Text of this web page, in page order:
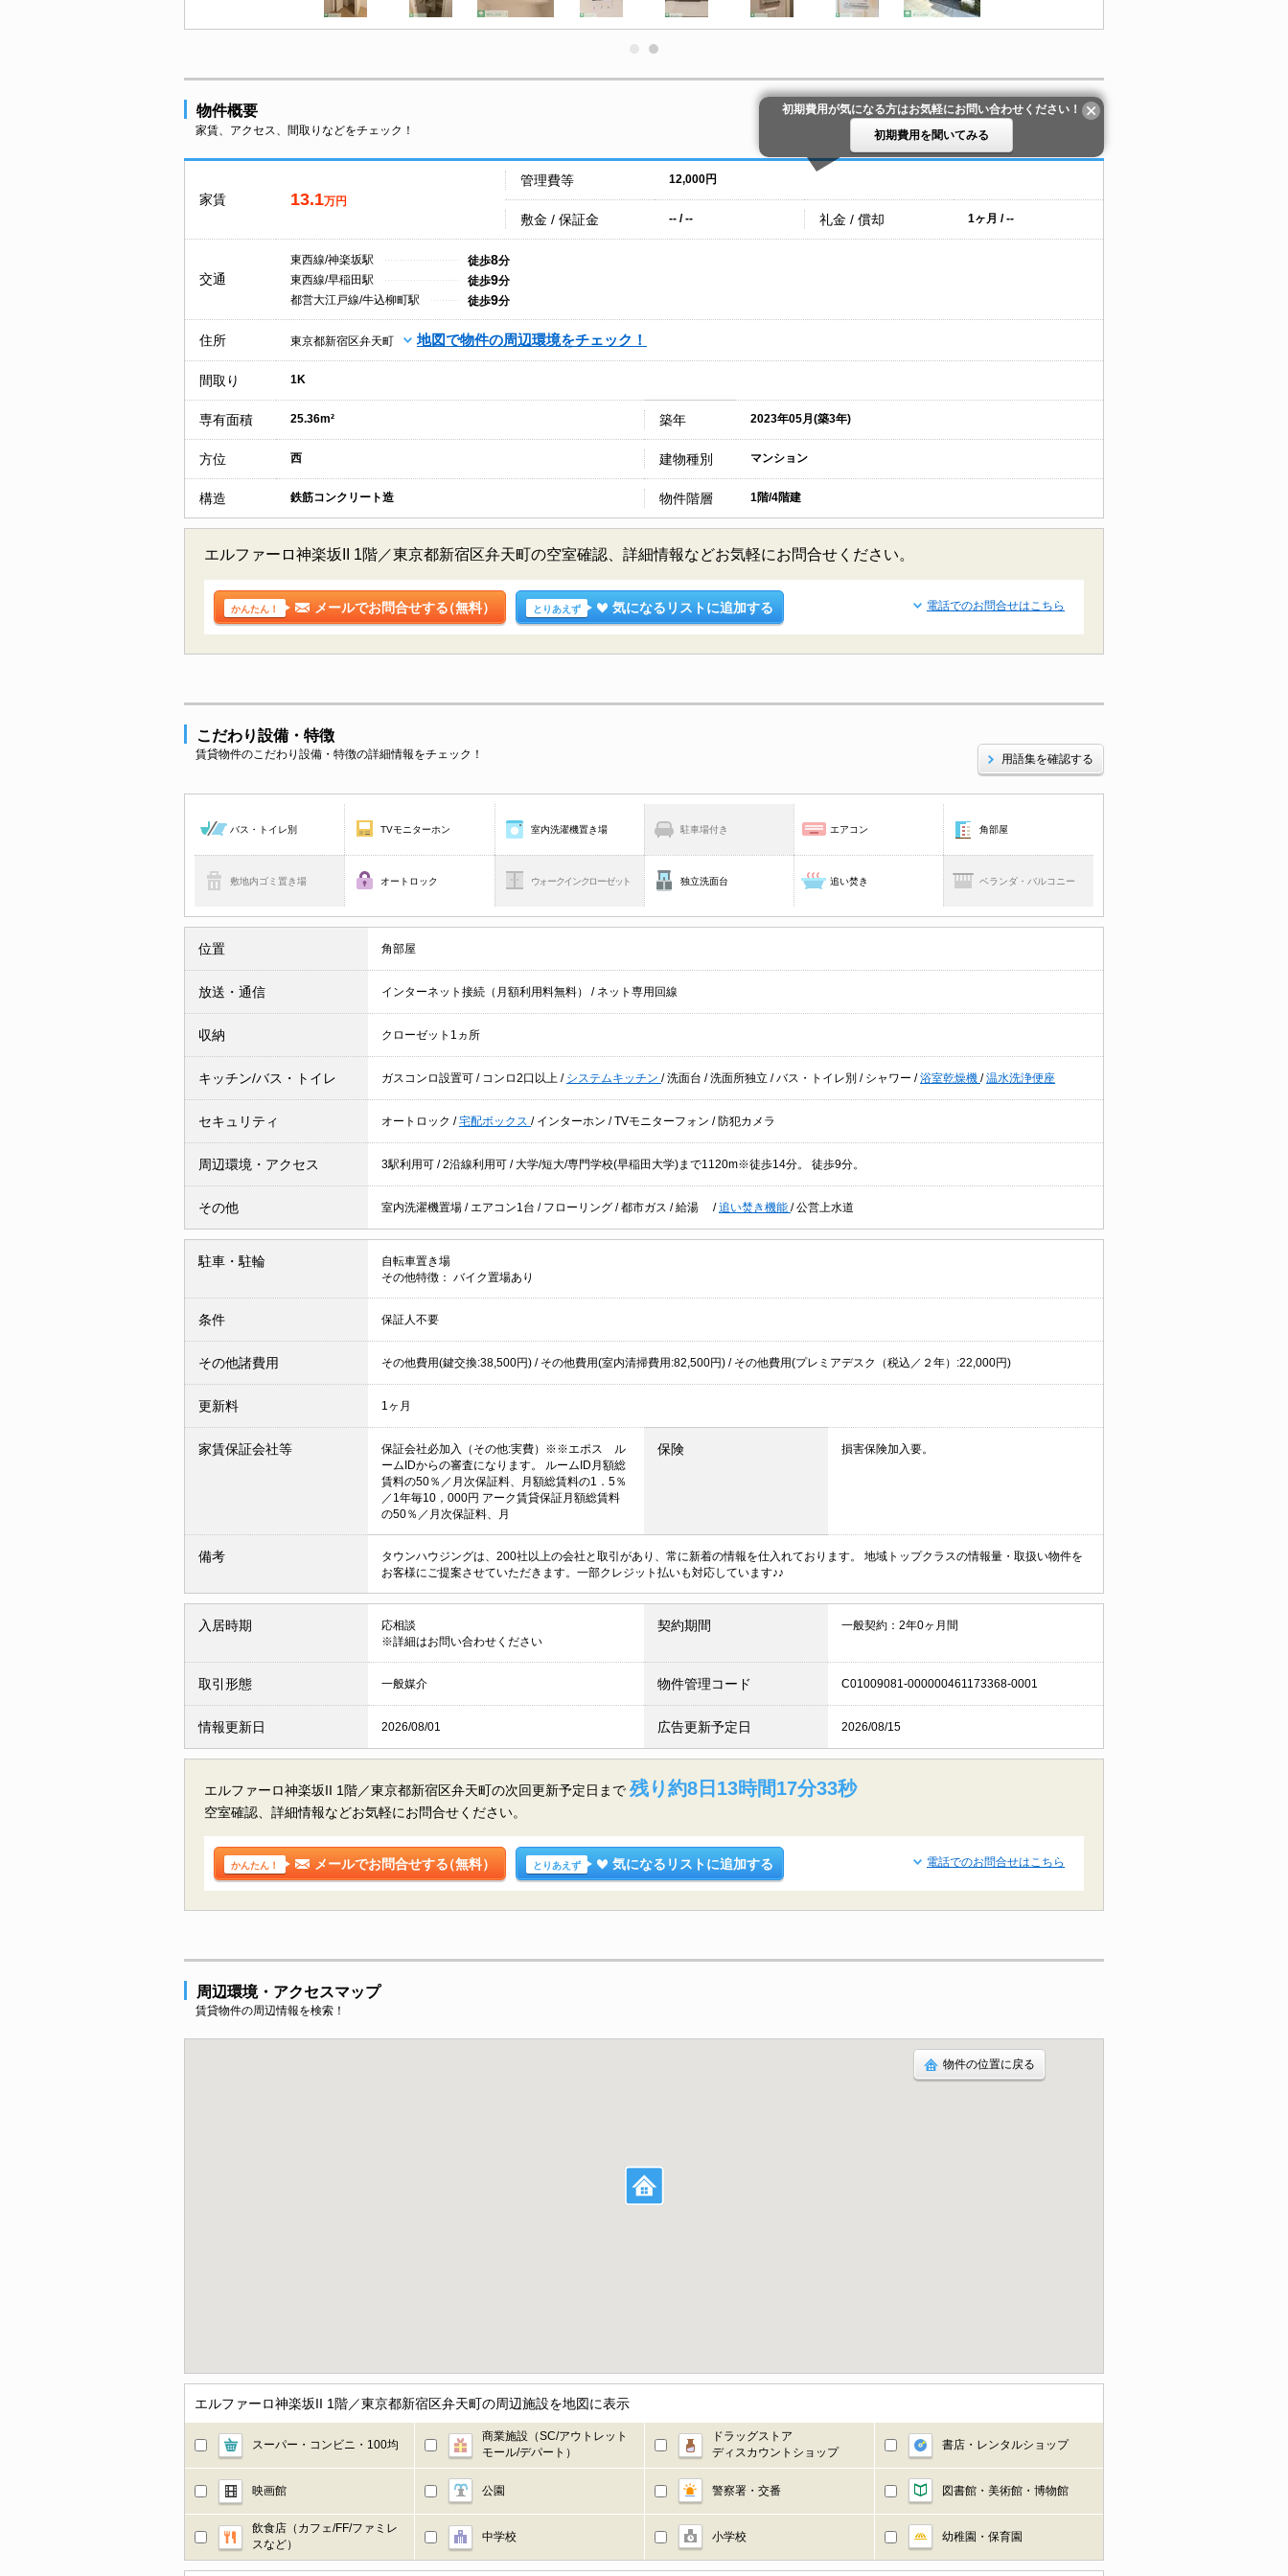
物件概要
家賃、アクセス、間取りなどをチェック！
初期費用が気になる方はお気軽にお問い合わせください！
初期費用を聞いてみる
家賃 13.1万円
管理費等 12,000円
敷金 / 保証金 -- / -- 礼金 / 償却 1ヶ月 / --
交通
東西線/神楽坂駅 徒歩8分
東西線/早稲田駅
徒歩9分
都営大江戸線/牛込柳町駅
徒歩9分
住所 東京都新宿区弁天町 地図で物件の周辺環境をチェック！
間取り 1K
専有面積 25.36m² 築年 2023年05月(築3年)
方位 西 建物種別 マンション
構造 鉄筋コンクリート造 物件階層 1階/4階建
エルファーロ神楽坂II 1階／東京都新宿区弁天町の空室確認、詳細情報などお気軽にお問合せください。
かんたん！ メールでお問合せする（無料） とりあえず 気になるリストに追加する 電話でのお問合せはこちら
こだわり設備・特徴
賃貸物件のこだわり設備・特徴の詳細情報をチェック！ 用語集を確認する
バス・トイレ別 TVモニターホン 室内洗濯機置き場 駐車場付き エアコン 角部屋
敷地内ゴミ置き場 オートロック ウォークインクローゼット 独立洗面台 追い焚き ベランダ・バルコニー
位置 角部屋
放送・通信 インターネット接続（月額利用料無料） / ネット専用回線
収納 クローゼット1ヵ所
キッチン/バス・トイレ ガスコンロ設置可 / コンロ2口以上 / システムキッチン /洗面台 /洗面所独立 /バス・トイレ別 / シャワー /浴室乾燥機 /温水洗浄便座
セキュリティ オートロック /宅配ボックス / インターホン /TVモニターフォン / 防犯カメラ
周辺環境・アクセス 3駅利用可 /2沿線利用可 / 大学/短大/専門学校(早稲田大学)まで1120m※徒歩14分。 徒歩9分。
その他 室内洗濯機置場 / エアコン1台 / フローリング /都市ガス /給湯 /追い焚き機能 /公営上水道
駐車・駐輪
自転車置き場
その他特徴： バイク置場あり
条件 保証人不要
その他諸費用 その他費用(鍵交換:38,500円) / その他費用(室内清掃費用:82,500円) / その他費用(プレミアデスク（税込／２年）:22,000円)
更新料 1ヶ月
家賃保証会社等
保証会社必加入（その他:実費）※※エポス ル
ームIDからの審査になります。 ルームID月額総
賃料の50％／月次保証料、月額総賃料の1．5％
／1年毎10，000円 アーク賃貸保証月額総賃料
の50％／月次保証料、月
保険 損害保険加入要。
備考
タウンハウジングは、200社以上の会社と取引があり、常に新着の情報を仕入れております。 地域トップクラスの情報量・取扱い物件を
お客様にご提案させていただきます。一部クレジット払いも対応しています♪♪
入居時期
応相談
※詳細はお問い合わせください
契約期間 一般契約：2年0ヶ月間
取引形態 一般媒介 物件管理コード C01009081-000000461173368-0001
情報更新日 2026/08/01 広告更新予定日 2026/08/15
エルファーロ神楽坂II 1階／東京都新宿区弁天町の次回更新予定日まで 残り約8日13時間17分32秒
空室確認、詳細情報などお気軽にお問合せください。
かんたん！ メールでお問合せする（無料） とりあえず 気になるリストに追加する 電話でのお問合せはこちら
周辺環境・アクセスマップ
賃貸物件の周辺情報を検索！
物件の位置に戻る
エルファーロ神楽坂II 1階／東京都新宿区弁天町の周辺施設を地図に表示
スーパー・コンビニ・100均
商業施設（SC/アウトレット
モール/デパート）
ドラッグストア
ディスカウントショップ
書店・レンタルショップ
映画館 公園 警察署・交番 図書館・美術館・博物館
飲食店（カフェ/FF/ファミレ
スなど）
中学校 小学校 幼稚園・保育園